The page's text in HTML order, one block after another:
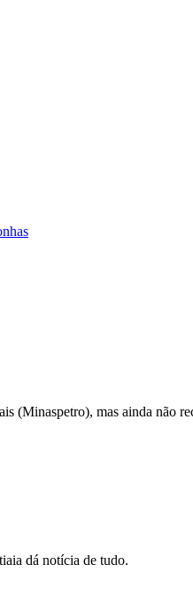
(Minaspetro), mas ainda não
dá notícia de tudo.